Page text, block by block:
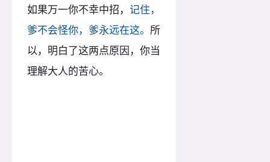
如果万一你不幸中招， 记住，
爹不会怪你，爹永远在这。 所
以，明白了这两点原因，你当
理解大人的苦心。